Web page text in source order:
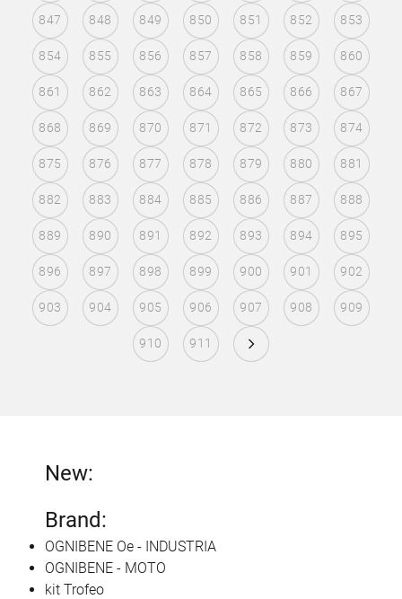
847 848 849 850 851 852 853
854 855 856 857 858 859 860
861 862 863 864 865 866 867
868 869 870 871 872 873 874
875 876 877 878 879 880 881
882 883 884 885 886 887 888
889 890 891 892 893 894 895
896 897 898 899 900 901 902
903 904 905 906 907 908 909
910 911
New:
Brand:
OGNIBENE Oe - INDUSTRIA
OGNIBENE - MOTO
kit Trofeo